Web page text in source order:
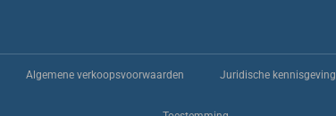
Algemene verkoopsvoorwaarden Juridische kennisgeving